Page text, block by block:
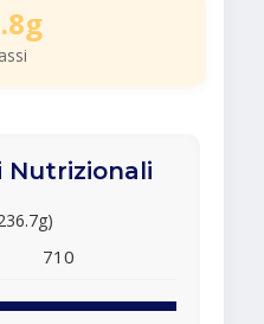
Nutrizionali
710